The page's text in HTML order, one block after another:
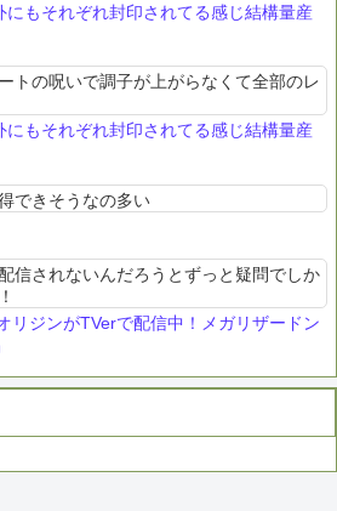
にもそれぞれ封印されてる感じ結構量産
トの呪いで調子が上がらなくて全部のレ
にもそれぞれ封印されてる感じ結構量産
できそうなの多い
信されないんだろうとずっと疑問でしか
リジンがTVerで配信中！メガリザードン